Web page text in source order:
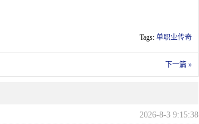
Tags: 单职业传奇
下一篇 »
2026-8-3 9:15:38